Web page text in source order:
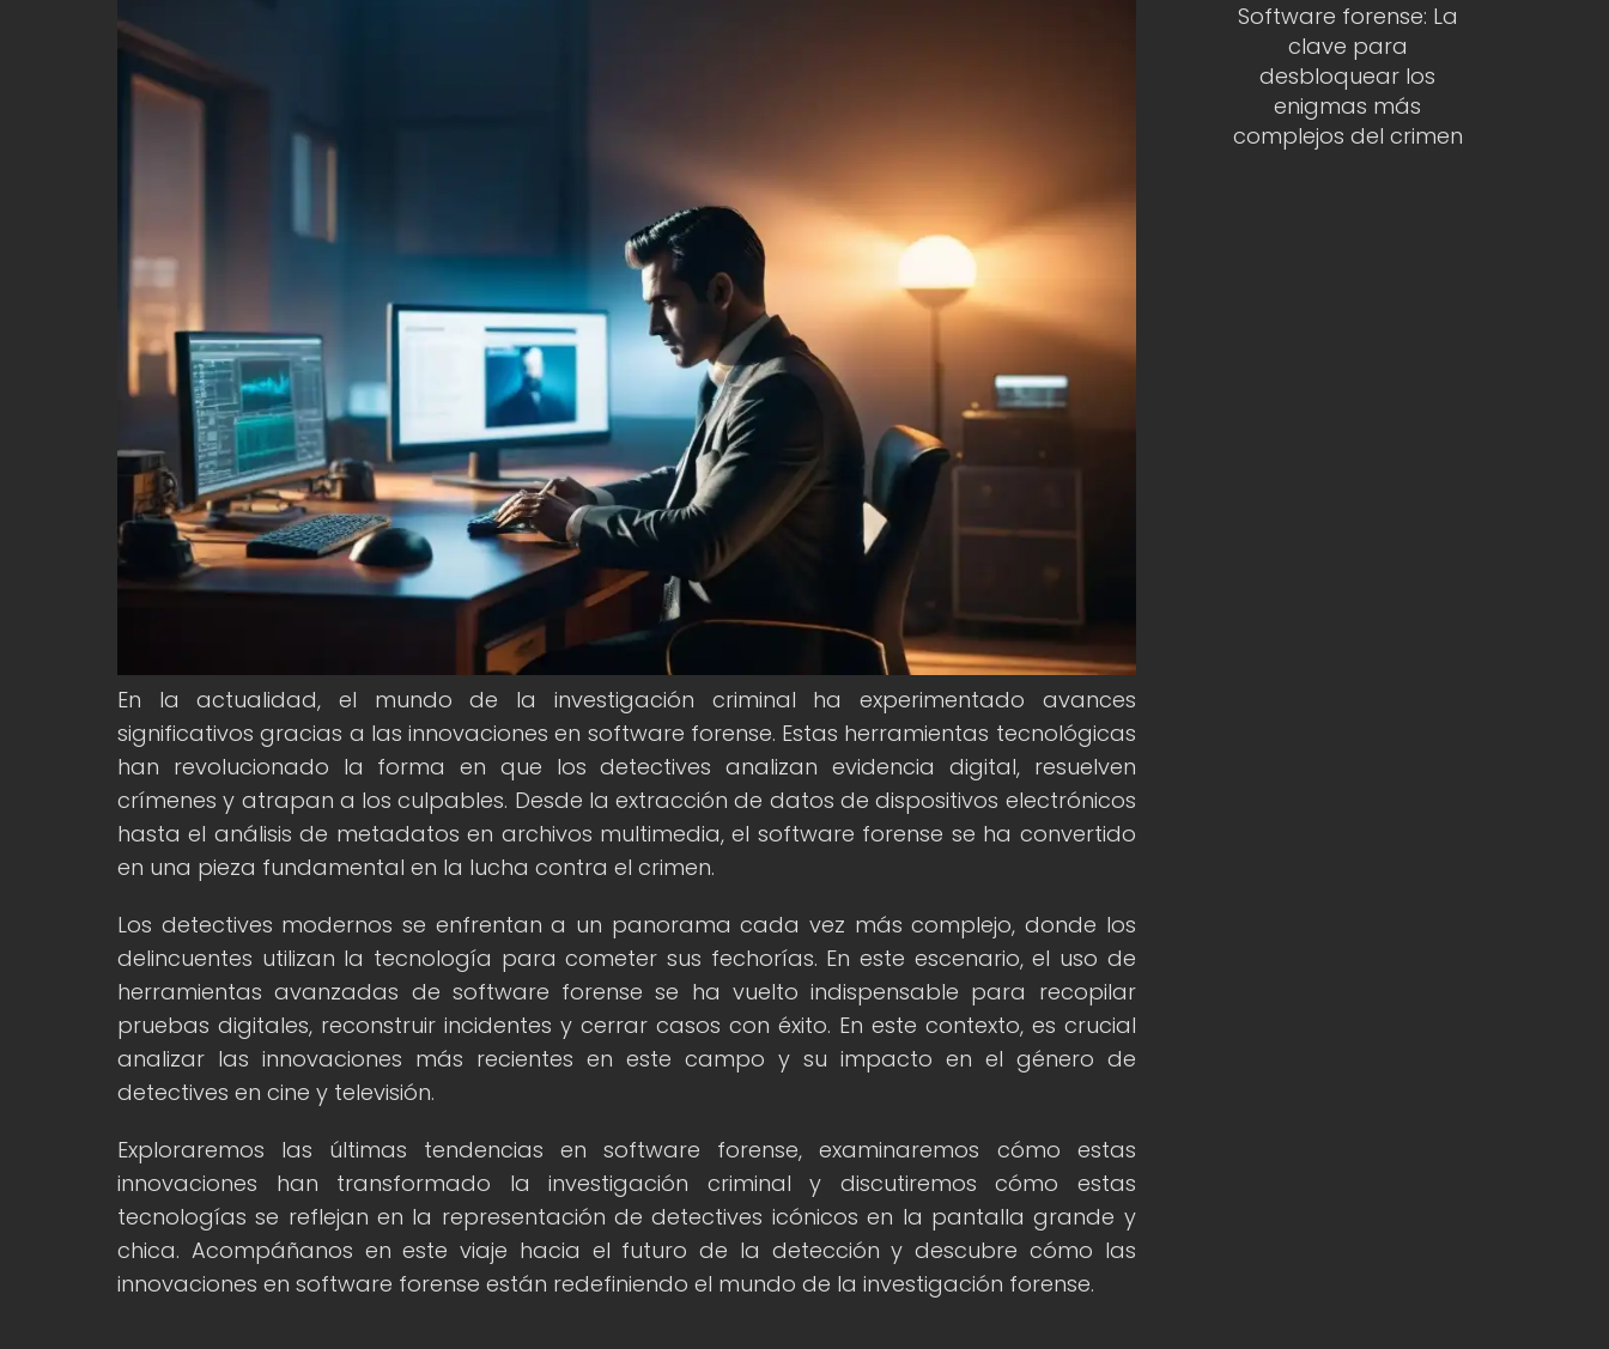
En la actualidad, el mundo de la investigación criminal ha experimentado avances
significativos gracias a las innovaciones en software forense. Estas herramientas tecnológicas
han revolucionado la forma en que los detectives analizan evidencia digital, resuelven
crímenes y atrapan a los culpables. Desde la extracción de datos de dispositivos electrónicos
hasta el análisis de metadatos en archivos multimedia, el software forense se ha convertido
en una pieza fundamental en la lucha contra el crimen.
Los detectives modernos se enfrentan a un panorama cada vez más complejo, donde los
delincuentes utilizan la tecnología para cometer sus fechorías. En este escenario, el uso de
herramientas avanzadas de software forense se ha vuelto indispensable para recopilar
pruebas digitales, reconstruir incidentes y cerrar casos con éxito. En este contexto, es crucial
analizar las innovaciones más recientes en este campo y su impacto en el género de
detectives en cine y televisión.
Exploraremos las últimas tendencias en software forense, examinaremos cómo estas
innovaciones han transformado la investigación criminal y discutiremos cómo estas
tecnologías se reflejan en la representación de detectives icónicos en la pantalla grande y
chica. Acompáñanos en este viaje hacia el futuro de la detección y descubre cómo las
innovaciones en software forense están redefiniendo el mundo de la investigación forense.
Software forense: La
clave para
desbloquear los
enigmas más
complejos del crimen